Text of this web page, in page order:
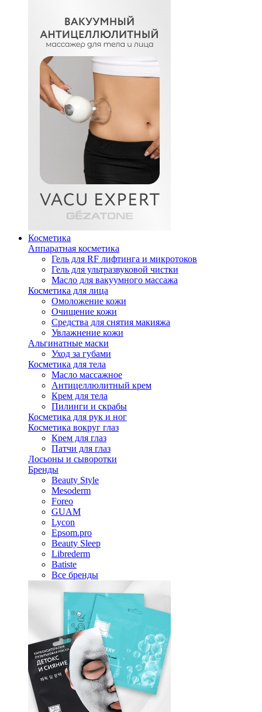
Косметика
Аппаратная косметика
Гель для RF лифтинга и микротоков
Гель для ультразвуковой чистки
Масло для вакуумного массажа
Косметика для лица
Омоложение кожи
Очищение кожи
Средства для снятия макияжа
Увлажнение кожи
Альгинатные маски
Уход за губами
Косметика для тела
Масло массажное
Антицеллюлитный крем
Крем для тела
Пилинги и скрабы
Косметика для рук и ног
Косметика вокруг глаз
Крем для глаз
Патчи для глаз
Лосьоны и сыворотки
Бренды
Beauty Style
Mesoderm
Foreo
GUAM
Lycon
Epsom.pro
Beauty Sleep
Librederm
Batiste
Все бренды